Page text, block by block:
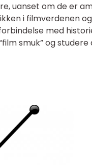
uanset om de er
i filmverdenen
med
smuk” og studere